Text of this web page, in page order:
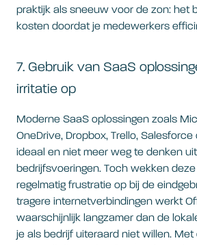
praktijk als sneeuw voor de zon: het
kosten doordat je medewerkers
7. Gebruik van SaaS
irritatie op
Moderne SaaS oplossingen zoals
OneDrive, Dropbox, Trello, Salesforce
ideaal en niet meer weg te denken
bedrijfsvoeringen. Toch wekken
regelmatig frustratie op bij de
tragere internetverbindingen werkt
waarschijnlijk langzamer dan de
je als bedrijf uiteraard niet willen.